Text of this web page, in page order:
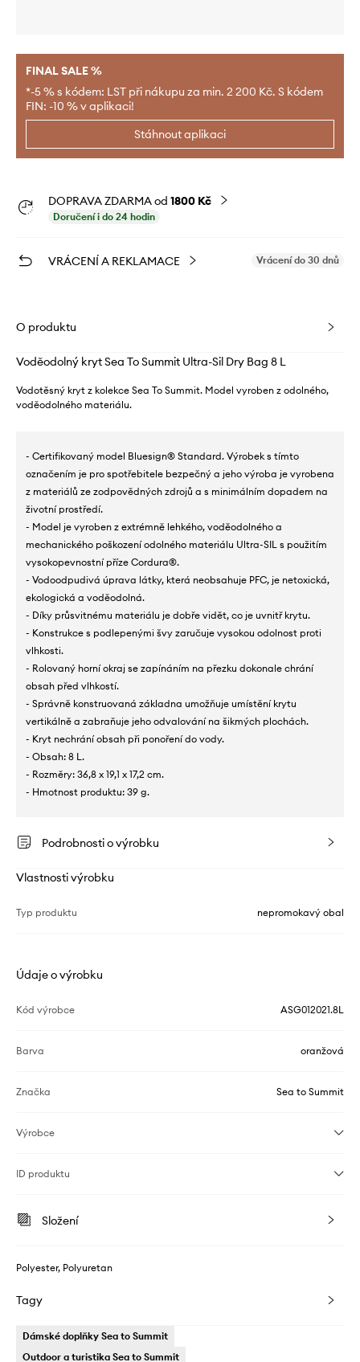
FINAL SALE %
*-5 % s kódem: LST při nákupu za min. 2 200 Kč. S kódem
FIN: -10 % v aplikaci!
Stáhnout aplikaci
DOPRAVA ZDARMA od 1800 Kč
Doručení i do 24 hodin
VRÁCENÍ A REKLAMACE Vrácení do 30 dnů
O produktu
Voděodolný kryt Sea To Summit Ultra-Sil Dry Bag 8 L
Vodotěsný kryt z kolekce Sea To Summit. Model vyroben z odolného, ​​
voděodolného materiálu.
- Certifikovaný model Bluesign® Standard. Výrobek s tímto
označením je pro spotřebitele bezpečný a jeho výroba je vyrobena
z materiálů ze zodpovědných zdrojů a s minimálním dopadem na
životní prostředí.
- Model je vyroben z extrémně lehkého, voděodolného a
mechanického poškození odolného materiálu Ultra-SIL s použitím
vysokopevnostní příze Cordura®.
- Vodoodpudivá úprava látky, která neobsahuje PFC, je netoxická,
ekologická a voděodolná.
- Díky průsvitnému materiálu je dobře vidět, co je uvnitř krytu.
- Konstrukce s podlepenými švy zaručuje vysokou odolnost proti
vlhkosti.
- Rolovaný horní okraj se zapínáním na přezku dokonale chrání
obsah před vlhkostí.
- Správně konstruovaná základna umožňuje umístění krytu
vertikálně a zabraňuje jeho odvalování na šikmých plochách.
- Kryt nechrání obsah při ponoření do vody.
- Obsah: 8 L.
- Rozměry: 36,8 x 19,1 x 17,2 cm.
- Hmotnost produktu: 39 g.
Podrobnosti o výrobku
Vlastnosti výrobku
Typ produktu nepromokavý obal
Údaje o výrobku
Kód výrobce ASG012021.8L
Barva oranžová
Značka Sea to Summit
Výrobce
ID produktu
Složení
Polyester, Polyuretan
Tagy
Dámské doplňky Sea to Summit
Outdoor a turistika Sea to Summit